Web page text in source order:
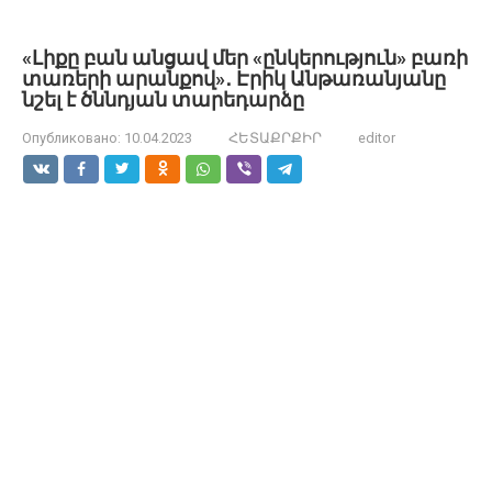
«Լիքը բան անցավ մեր «ընկերություն» բառի
տառերի արանքով»․ Էրիկ Անթառանյանը
նշել է ծննդյան տարեդարձը
Опубликовано: 10.04.2023 ՀԵՏԱՔՐՔԻՐ editor